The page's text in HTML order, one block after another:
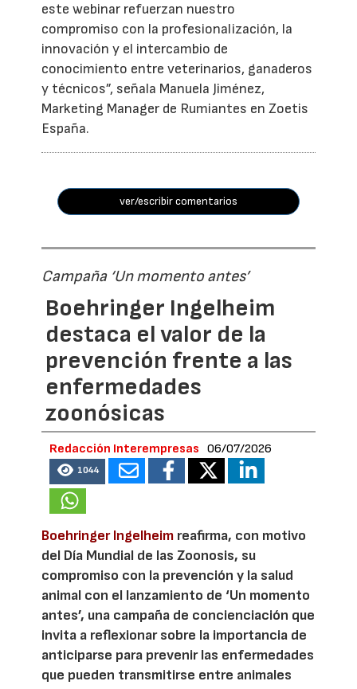
este webinar refuerzan nuestro
compromiso con la profesionalización, la
innovación y el intercambio de
conocimiento entre veterinarios, ganaderos
y técnicos”, señala Manuela Jiménez,
Marketing Manager de Rumiantes en Zoetis
España.
ver/escribir comentarios
Campaña ‘Un momento antes’
Boehringer Ingelheim
destaca el valor de la
prevención frente a las
enfermedades
zoonósicas
Redacción Interempresas 06/07/2026
1044
Boehringer Ingelheim reafirma, con motivo
del Día Mundial de las Zoonosis, su
compromiso con la prevención y la salud
animal con el lanzamiento de ‘Un momento
antes’, una campaña de concienciación que
invita a reflexionar sobre la importancia de
anticiparse para prevenir las enfermedades
que pueden transmitirse entre animales